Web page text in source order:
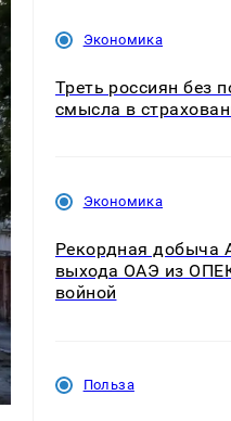
Экономика
Треть россиян без
смысла в
Экономика
Рекордная добыча
выхода ОАЭ из
войной
Польза